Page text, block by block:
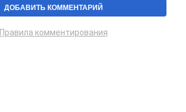
Правила комментирования